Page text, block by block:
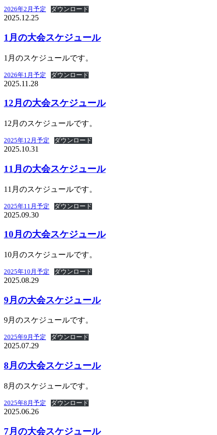
2026年2月予定 ダウンロード
2025.12.25
1月の大会スケジュール
1月のスケジュールです。
2026年1月予定 ダウンロード
2025.11.28
12月の大会スケジュール
12月のスケジュールです。
2025年12月予定 ダウンロード
2025.10.31
11月の大会スケジュール
11月のスケジュールです。
2025年11月予定 ダウンロード
2025.09.30
10月の大会スケジュール
10月のスケジュールです。
2025年10月予定 ダウンロード
2025.08.29
9月の大会スケジュール
9月のスケジュールです。
2025年9月予定 ダウンロード
2025.07.29
8月の大会スケジュール
8月のスケジュールです。
2025年8月予定 ダウンロード
2025.06.26
7月の大会スケジュール